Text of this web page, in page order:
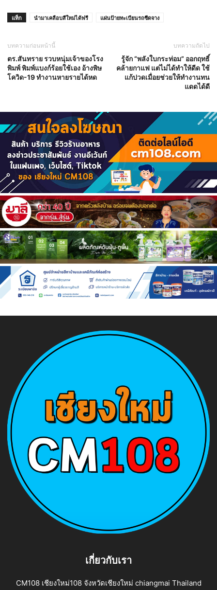
แท็ก นำมาเคลือบสีใหม่ได้ฟรี แผ่นป้ายทะเบียนรถซีดจาง
บทความก่อนหน้านี้
ตร.สันทราย รวบหนุ่มเจ้าของโรง
พิมพ์ พิมพ์แบงก์ร้อยใช้เอง อ้างพิษ
โควิด-19 ทำงานหายรายได้หด
บทความถัดไป
รู้จัก “พลังใบกระท่อม” ออกฤทธิ์
คล้ายกาแฟ แต่ไม่ได้ทำให้ดีด ใช้
แก้ปวดเมื่อยช่วยให้ทำงานทน
แดดได้ดี
เกี่ยวกับเรา
CM108 เชียงใหม่108 จังหวัดเชียงใหม่ chiangmai Thailand